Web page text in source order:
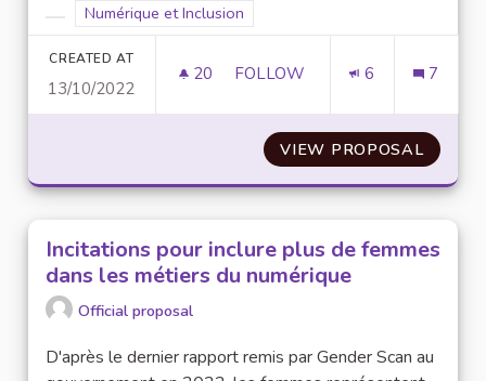
Filter results for category:
Filter results for scope: Numérique et Inclusion
Numérique et Inclusion
CREATED AT
13/10/2022
20 20 FOLLOWERS
FOLLOW 6 7
VIEW PROPOSAL
Incitations pour inclure plus de femmes
dans les métiers du numérique
Official proposal
D'après le dernier rapport remis par Gender Scan au